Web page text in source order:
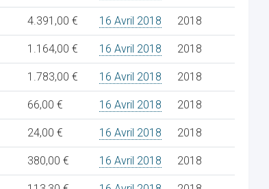
4.391,00 € 16 Avril 2018 2018
1.164,00 € 16 Avril 2018 2018
1.783,00 € 16 Avril 2018 2018
66,00 € 16 Avril 2018 2018
24,00 € 16 Avril 2018 2018
380,00 € 16 Avril 2018 2018